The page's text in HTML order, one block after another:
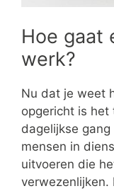
Hoe gaat
werk?
Nu dat je weet
opgericht is het
dagelijkse
mensen in
uitvoeren die
verwezenlijken.